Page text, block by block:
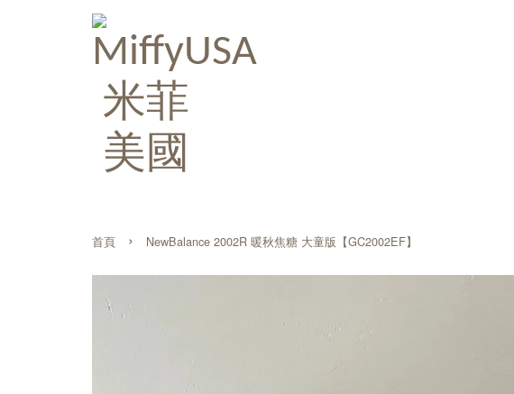
首頁 › NewBalance 2002R 暖秋焦糖 大童版【GC2002EF】